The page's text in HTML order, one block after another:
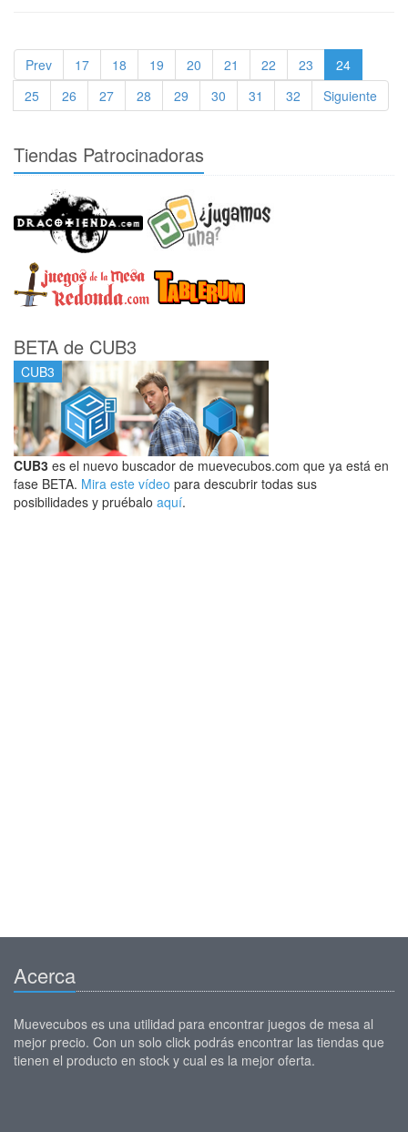
Prev 17 18 19 20 21 22 23
24
25
26 27 28 29 30 31 32 Siguiente
Tiendas Patrocinadoras
BETA de CUB3
CUB3
CUB3 es el nuevo buscador de muevecubos.com que ya está en
fase BETA. Mira este vídeo para descubrir todas sus
posibilidades y pruébalo aquí.
Acerca
Muevecubos es una utilidad para encontrar juegos de mesa al
mejor precio. Con un solo click podrás encontrar las tiendas que
tienen el producto en stock y cual es la mejor oferta.